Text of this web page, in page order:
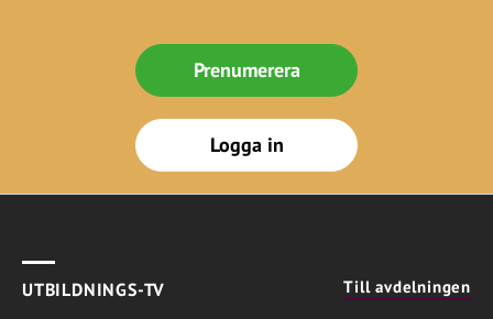
Prenumerera
Logga in
UTBILDNINGS-TV Till avdelningen